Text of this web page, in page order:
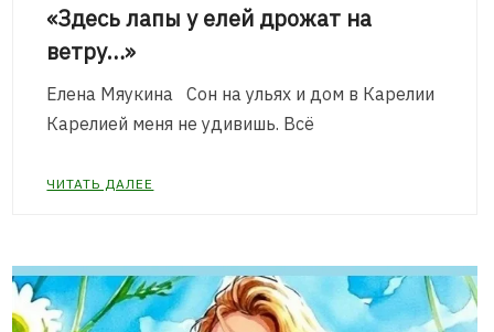
«Здесь лапы у елей дрожат на
ветру…»
Елена Мяукина Сон на ульях и дом в Карелии
Карелией меня не удивишь. Всё
ЧИТАТЬ ДАЛЕЕ